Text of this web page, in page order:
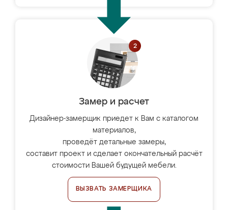
Замер и расчет
Дизайнер-замерщик приедет к Вам с каталогом
материалов,
проведёт детальные замеры,
составит проект и сделает окончательный расчёт
стоимости Вашей будущей мебели.
ВЫЗВАТЬ ЗАМЕРЩИКА